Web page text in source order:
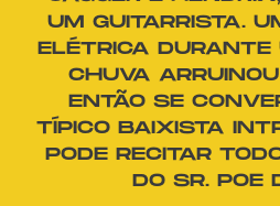
UM GUITARRISTA.
ELÉTRICA
CHUVA
ENTÃO SE
TÍPICO BAIXISTA
PODE RECITAR
DO SR. POE